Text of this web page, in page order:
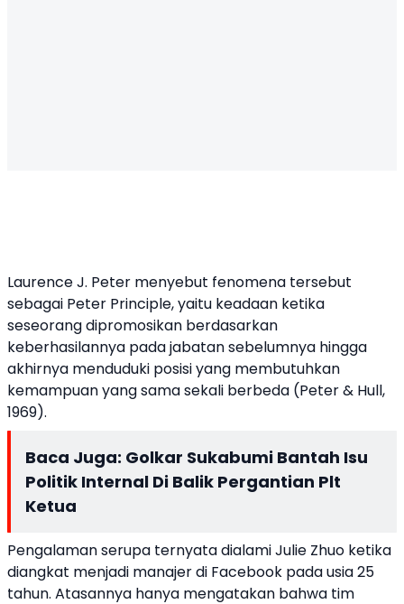
Laurence J. Peter menyebut fenomena tersebut
sebagai Peter Principle, yaitu keadaan ketika
seseorang dipromosikan berdasarkan
keberhasilannya pada jabatan sebelumnya hingga
akhirnya menduduki posisi yang membutuhkan
kemampuan yang sama sekali berbeda (Peter & Hull,
1969).
Baca Juga: Golkar Sukabumi Bantah Isu
Politik Internal Di Balik Pergantian Plt
Ketua
Pengalaman serupa ternyata dialami Julie Zhuo ketika
diangkat menjadi manajer di Facebook pada usia 25
tahun. Atasannya hanya mengatakan bahwa tim